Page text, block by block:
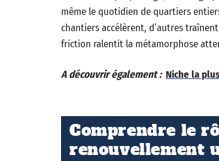
même le quotidien de quartiers
chantiers accélèrent, d’autres
friction ralentit la métamorphose
A découvrir également : Niche la
Comprendre le
renouvellement